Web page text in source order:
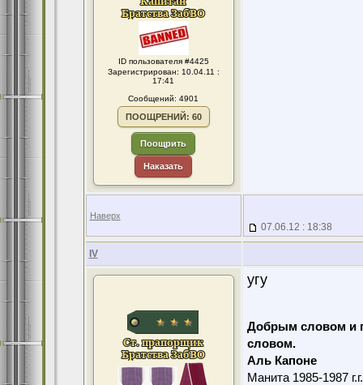
ID пользователя #4425
Зарегистрирован: 10.04.11 :
17:41
Сообщений: 4901
ПООЩРЕНИЙ: 60
Поощрить
Наказать
Наверх
07.06.12 : 18:38
IV
угу
Добрым словом и
словом.
Аль Капоне
Манита 1985-1987